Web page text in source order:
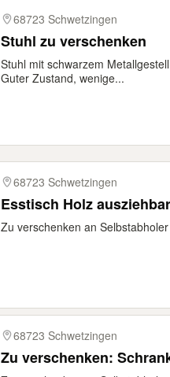
68723 Schwetzingen
Stuhl zu verschenken
Stuhl mit schwarzem
Guter Zustand, wenige...
68723 Schwetzingen
Esstisch Holz ausziehbar
Zu verschenken an
68723 Schwetzingen
Zu verschenken: